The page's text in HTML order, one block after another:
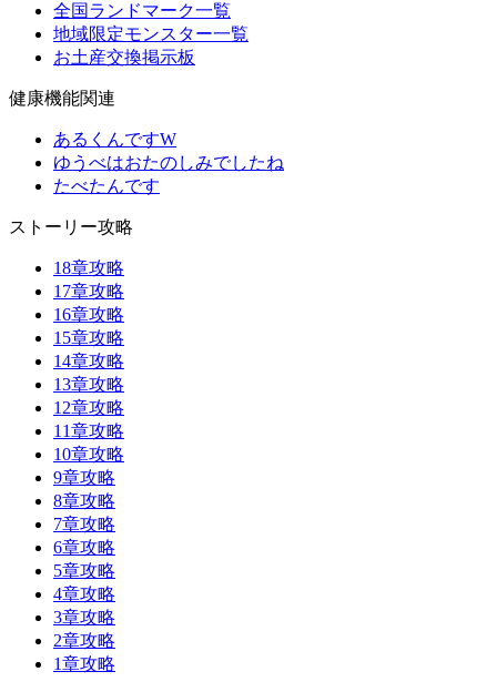
全国ランドマーク一覧
地域限定モンスター一覧
お土産交換掲示板
健康機能関連
あるくんですW
ゆうべはおたのしみでしたね
たべたんです
ストーリー攻略
18章攻略
17章攻略
16章攻略
15章攻略
14章攻略
13章攻略
12章攻略
11章攻略
10章攻略
9章攻略
8章攻略
7章攻略
6章攻略
5章攻略
4章攻略
3章攻略
2章攻略
1章攻略